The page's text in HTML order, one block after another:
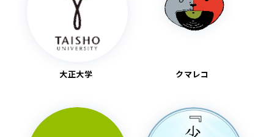
大正大学 クマレコ